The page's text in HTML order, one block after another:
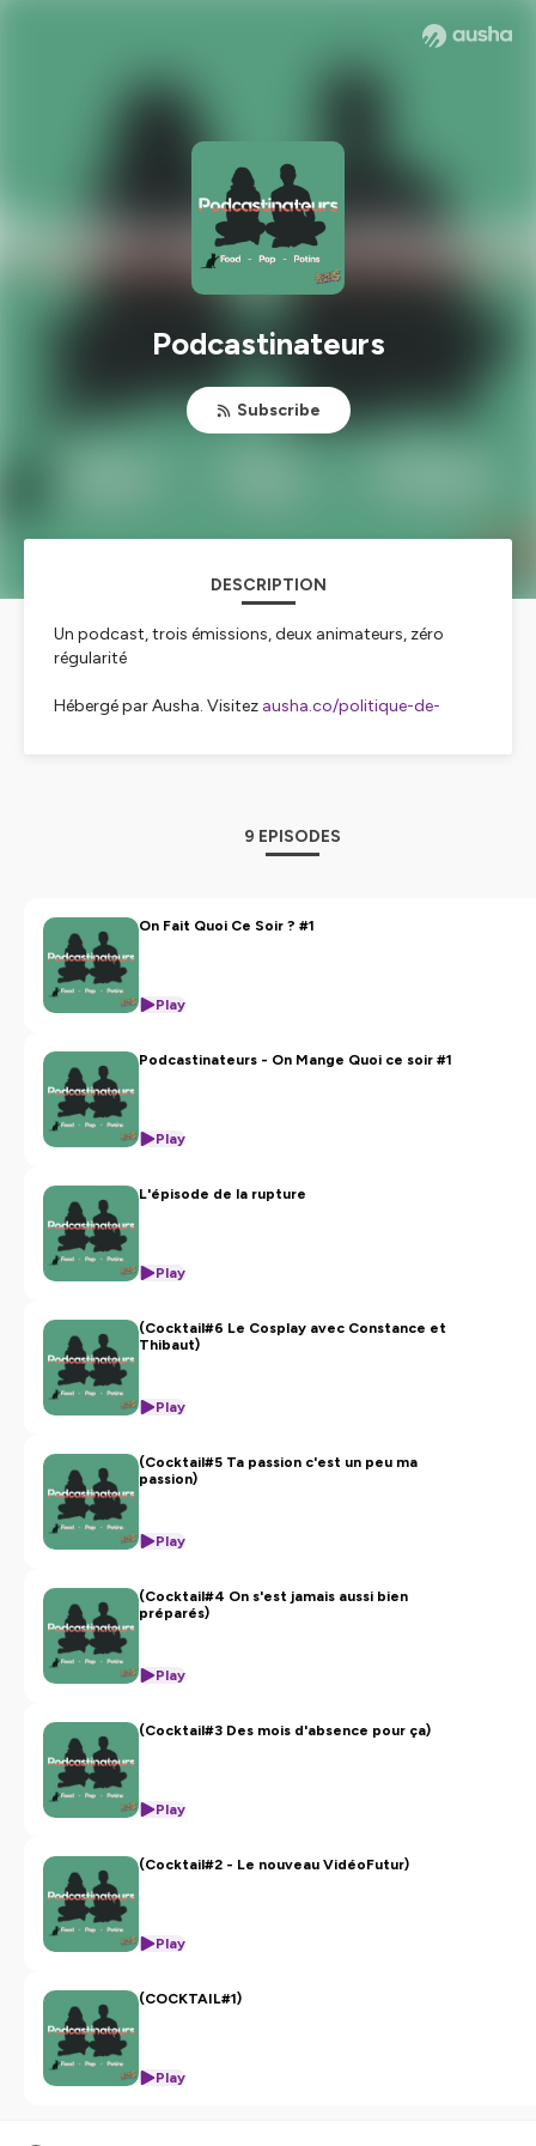
Podcastinateurs
Subscribe
DESCRIPTION
Un podcast, trois émissions, deux animateurs, zéro
régularité
Hébergé par Ausha. Visitez ausha.co/politique-de-
9 EPISODES
On Fait Quoi Ce Soir ? #1
Play
Podcastinateurs - On Mange Quoi ce soir #1
Play
L'épisode de la rupture
Play
(Cocktail#6 Le Cosplay avec Constance et
Thibaut)
Play
(Cocktail#5 Ta passion c'est un peu ma
passion)
Play
(Cocktail#4 On s'est jamais aussi bien
préparés)
Play
(Cocktail#3 Des mois d'absence pour ça)
Play
(Cocktail#2 - Le nouveau VidéoFutur)
Play
(COCKTAIL#1)
Play